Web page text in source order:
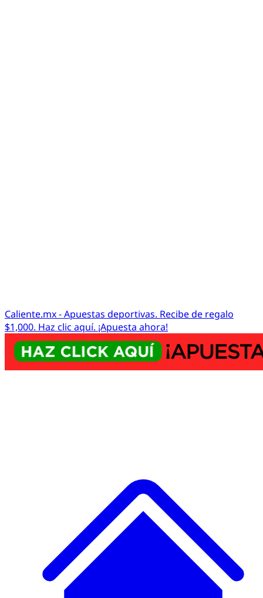
Caliente.mx - Apuestas deportivas. Recibe de regalo
$1,000. Haz clic aquí. ¡Apuesta ahora!